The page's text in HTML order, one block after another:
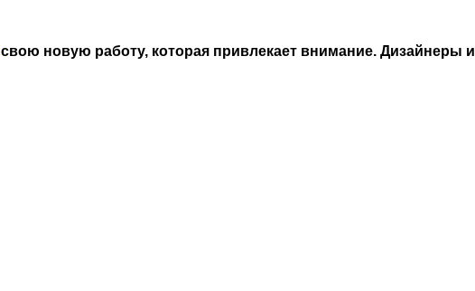
свою новую работу, которая привлекает внимание. Дизайнеры